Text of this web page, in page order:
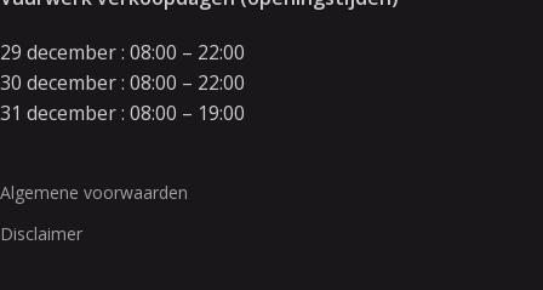
29 december : 08:00 – 22:00
30 december : 08:00 – 22:00
31 december : 08:00 – 19:00
Algemene voorwaarden
Disclaimer